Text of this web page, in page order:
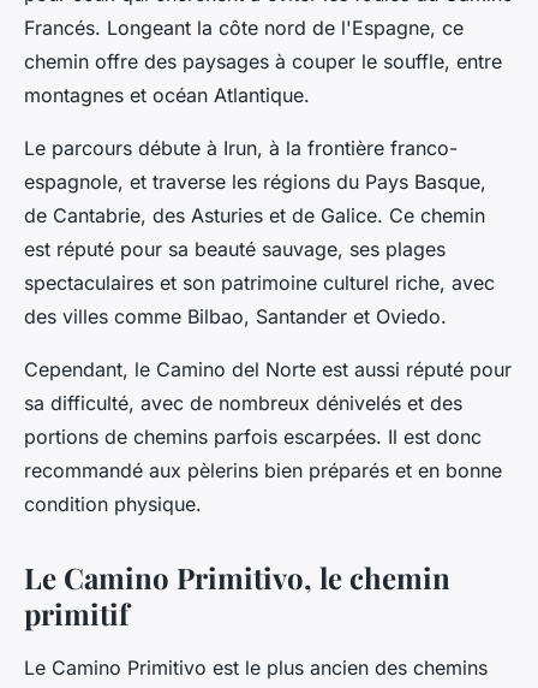
Francés. Longeant la côte nord de l'Espagne, ce
chemin offre des paysages à couper le souffle, entre
montagnes et océan Atlantique.
Le parcours débute à Irun, à la frontière franco-
espagnole, et traverse les régions du Pays Basque,
de Cantabrie, des Asturies et de Galice. Ce chemin
est réputé pour sa beauté sauvage, ses plages
spectaculaires et son patrimoine culturel riche, avec
des villes comme Bilbao, Santander et Oviedo.
Cependant, le Camino del Norte est aussi réputé pour
sa difficulté, avec de nombreux dénivelés et des
portions de chemins parfois escarpées. Il est donc
recommandé aux pèlerins bien préparés et en bonne
condition physique.
Le Camino Primitivo, le chemin
primitif
Le Camino Primitivo est le plus ancien des chemins